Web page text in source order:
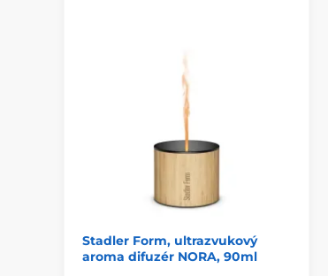
Stadler Form, ultrazvukový
aroma difuzér NORA, 90ml